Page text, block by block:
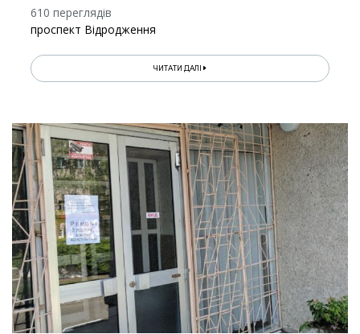
610 переглядів
проспект Відродження
ЧИТАТИ ДАЛІ